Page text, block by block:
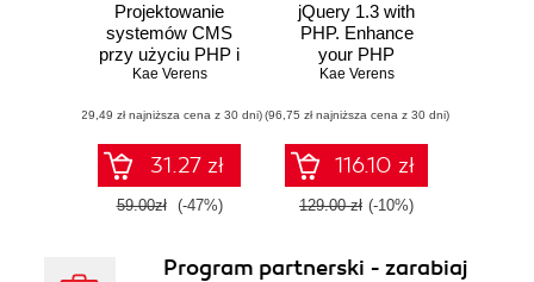
Projektowanie
systemów CMS
przy użyciu PHP i
jQuery
Kae Verens
(29,49 zł najniższa cena z 30 dni)
31.27 zł
59.00zł (-47%)
jQuery 1.3 with
PHP. Enhance
your PHP
applications by
responsiveness
through jQuery and
its plugins
Kae Verens
(96,75 zł najniższa cena z 30 dni)
116.10 zł
129.00 zł (-10%)
Program partnerski - zarabiaj